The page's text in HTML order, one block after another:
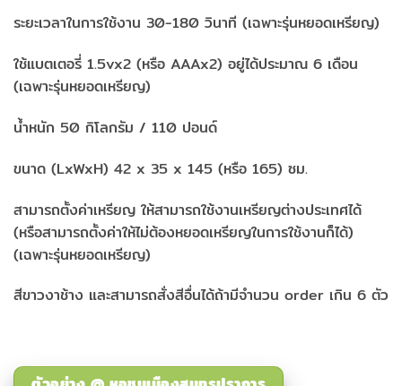
ระยะเวลาในการใช้งาน 30-180 วินาที (เฉพาะรุ่นหยอดเหรียญ)
ใช้แบตเตอรี่ 1.5vx2 (หรือ AAAx2) อยู่ได้ประมาณ 6 เดือน
(เฉพาะรุ่นหยอดเหรียญ)
น้ำหนัก 50 กิโลกรัม / 110 ปอนด์
ขนาด (LxWxH) 42 x 35 x 145 (หรือ 165) ซม.
สามารถตั้งค่าเหรียญ ให้สามารถใช้งานเหรียญต่างประเทศได้
(หรือสามารถตั้งค่าให้ไม่ต้องหยอดเหรียญในการใช้งานก็ได้)
(เฉพาะรุ่นหยอดเหรียญ)
สีขาวงาช้าง และสามารถสั่งสีอื่นได้ถ้ามีจำนวน order เกิน 6 ตัว